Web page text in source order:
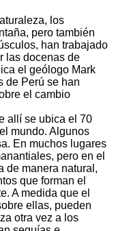
los
pero también
han trabajado
las docenas de
el geólogo Mark
de Perú se han
el cambio
allí se ubica el 70
mundo. Algunos
En muchos lugares
pero en el
de manera natural,
que forman el
A medida que el
ellas, pueden
otra vez a los